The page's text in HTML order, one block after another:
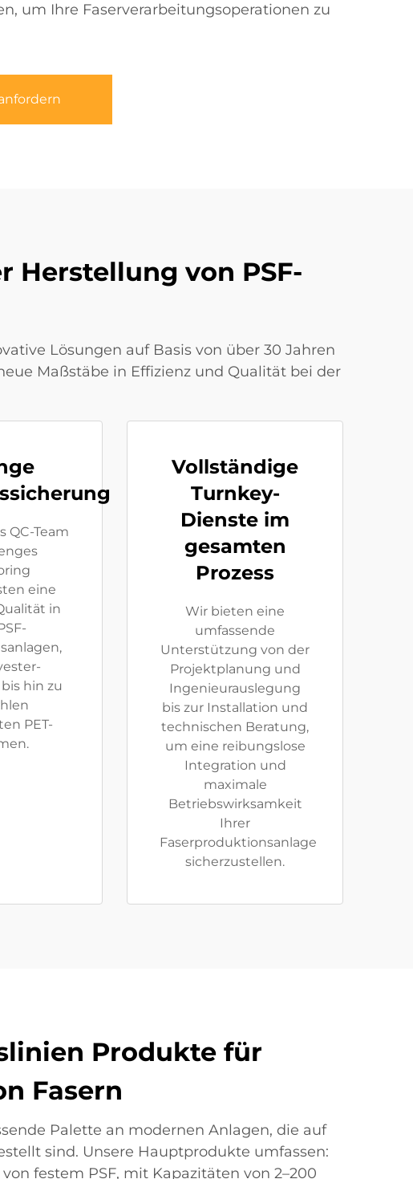
um Ihre Faserverarbeitungsoperationen zu
Herstellung von PSF-
Lösungen auf Basis von über 30 Jahren
Maßstäbe in Effizienz und Qualität bei der
QC-Team
eine
in
hin zu
PET-
Vollständige
Turnkey-
Dienste im
gesamten
Prozess
Wir bieten eine
umfassende
Unterstützung von der
Projektplanung und
Ingenieurauslegung
bis zur Installation und
technischen Beratung,
um eine reibungslose
Integration und
maximale
Betriebswirksamkeit
Ihrer
Faserproduktionsanlage
sicherzustellen.
Produkte für
Fasern
Palette an modernen Anlagen, die auf
sind. Unsere Hauptprodukte umfassen:
festem PSF, mit Kapazitäten von 2–200